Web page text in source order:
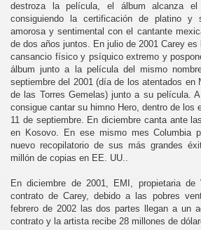
destroza la película, el álbum alcanza
consiguiendo la certificación de platino y
amorosa y sentimental con el cantante
de dos años juntos. En julio de 2001 Carey
cansancio físico y psíquico extremo y
álbum junto a la película del mismo
septiembre del 2001 (día de los atentados en
de las Torres Gemelas) junto a su película.
consigue cantar su himno Hero, dentro de los
11 de septiembre. En diciembre canta ante
en Kosovo. En ese mismo mes Columbia
nuevo recopilatorio de sus más grandes
millón de copias en EE. UU..
En diciembre de 2001, EMI, propietaria de
contrato de Carey, debido a las pobres
febrero de 2002 las dos partes llegan a un
contrato y la artista recibe 28 millones de